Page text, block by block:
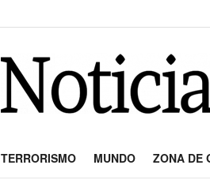
TERRORISMO MUNDO ZONA DE